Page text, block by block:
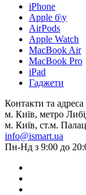
iPhone
Apple б\у
AirPods
Apple Watch
MacBook Air
MacBook Pro
iPad
Гаджети
Контакти та адреса
м. Київ, метро
м. Київ, ст.м.
info@ismart.ua
Пн-Нд з 9:00 до